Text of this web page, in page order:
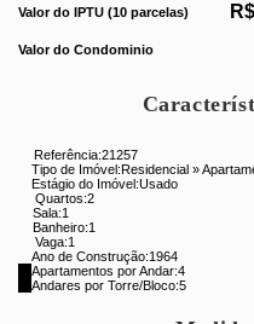
garagem.
Não perca essa oportunidade
conhecer o seu novo lar!
Valor do IPTU (10 parcelas) R$
Valor do Condominio
Referência:21257
Tipo de Imóvel:Residencial »
Estágio do Imóvel:Usado
Quartos:2
Sala:1
Banheiro:1
Vaga:1
Ano de Construção:1964
Apartamentos por Andar:4
Andares por Torre/Bloco:5